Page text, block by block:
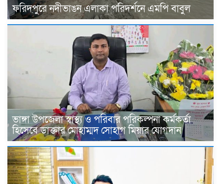
ফরিদপুরে নদীভাঙন এলাকা পরিদর্শনে এমপি বাবুল
ভাঙ্গা উপজেলা স্বাস্থ্য ও পরিবার পরিকল্পনা কর্মকর্তা
হিসেবে ডাক্তার মোহাম্মদ সোহাগ মিয়ার যোগদান